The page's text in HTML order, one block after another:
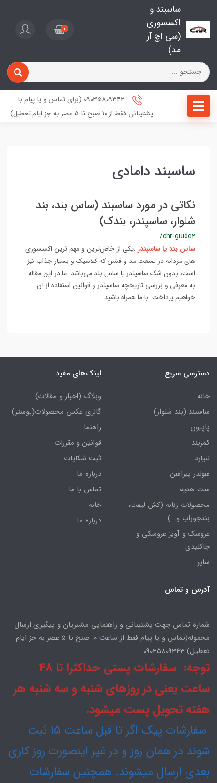
ساسبند و
اکسسوری
(سی اچ آر
مد)
0
09035809343 (برای تماس و یا پیام با
پشتیبانی فقط از 10 صبح تا 5 عصر به جز ایام تعطیل)
ساسبند دامادی
نکاتی در مورد ساسبند (ساس بند، بند
شلوار، ساسپندر، بندک)
/chr-guide2
ساس بند یا ساسپندر :یکی از خاص‌ترین و مهم ترین اکسسوری
های مردانه در صنعت مد و فشن که کلاسیک و بسیار جذاب نیز
است، بدون شک ساسپندر یا ساس بند می‌باشد. ما در این مقاله
به معرفی و بررسی تاریخچه ساسپندر و قوانین استفاده از آن
خواهیم پرداخت. با ما همراه باشید.
دسترسی سریع
خانه
ساسبند (بند شلوار)
پاپیون
کمربند
لنیارد
هولدر پیراهن
ست هدیه
محصولات زنانه (کش لیفت،
بندجوراب و...)
عروسک و آویز عروسکی و
جاکلیدی
سایر
لینک‌های مفید
وبلاگ (اخبار و مقالات)
گالری عکس محصولات(پوستر)
راهنما
قوانین و مقررات
ثبت شکایات
درباره ما
تماس با ما
خانه
درباره ما
آدرس و تماس
شماره تماس جهت پشتیبانی و راهنمایی مشتریان و پیگیری ارسال
محموله(تماس و یا پیام فقط از ساعت ۱۰ صبح تا ۵ عصر به جز ایام
تعطیل) 09035809343
توجه: سفارشات پستی حداکثرا تا 48
ساعت یعنی در روزهای شنبه و سه شنبه هر
هفته تحویل پست میشود.
سفارشات پیک اگر تا قبل ساعت 15 ثبت
شوند در همان روز و در غیر اینصورت روز کاری
بعدی ارسال میشوند. همچنین سفارشات